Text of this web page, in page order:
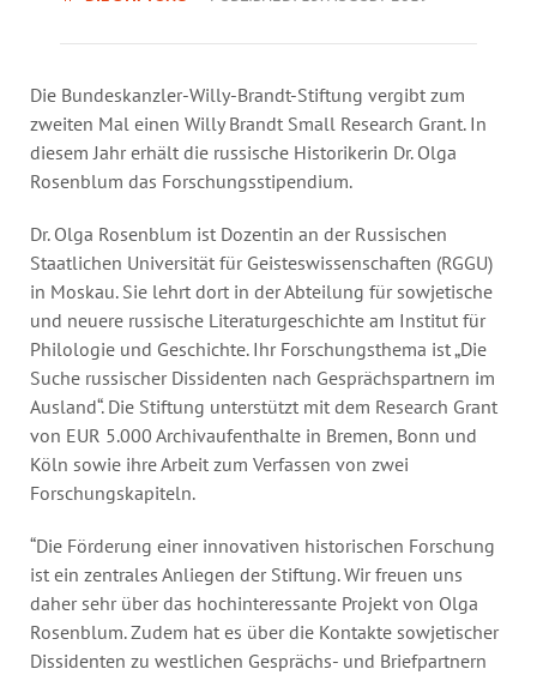
Organigram
Die Bundeskanzler-Willy-Brandt-Stiftung vergibt zum
zweiten Mal einen Willy Brandt Small Research Grant. In
diesem Jahr erhält die russische Historikerin Dr. Olga
Rosenblum das Forschungsstipendium.
Dr. Olga Rosenblum ist Dozentin an der Russischen
Staatlichen Universität für Geisteswissenschaften (RGGU)
in Moskau. Sie lehrt dort in der Abteilung für sowjetische
und neuere russische Literaturgeschichte am Institut für
Philologie und Geschichte. Ihr Forschungsthema ist „Die
Suche russischer Dissidenten nach Gesprächspartnern im
Ausland“. Die Stiftung unterstützt mit dem Research Grant
von EUR 5.000 Archivaufenthalte in Bremen, Bonn und
Köln sowie ihre Arbeit zum Verfassen von zwei
Forschungskapiteln.
“Die Förderung einer innovativen historischen Forschung
ist ein zentrales Anliegen der Stiftung. Wir freuen uns
daher sehr über das hochinteressante Projekt von Olga
Rosenblum. Zudem hat es über die Kontakte sowjetischer
Dissidenten zu westlichen Gesprächs- und Briefpartnern